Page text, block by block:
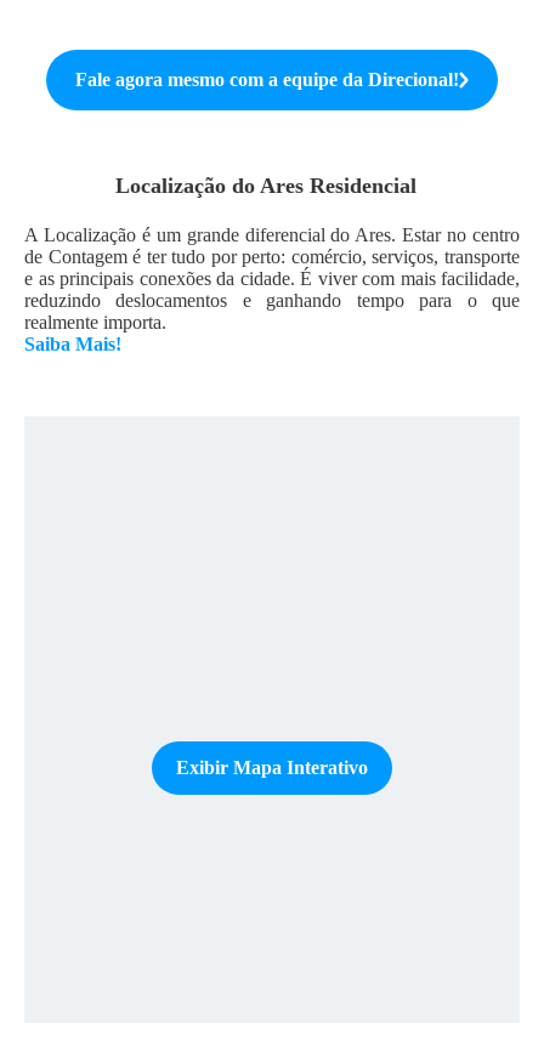
Fale agora mesmo com a equipe da Direcional!
Localização do Ares Residencial
A Localização é um grande diferencial do Ares. Estar no centro
de Contagem é ter tudo por perto: comércio, serviços, transporte
e as principais conexões da cidade. É viver com mais facilidade,
reduzindo deslocamentos e ganhando tempo para o que
realmente importa.
Saiba Mais!
Exibir Mapa Interativo